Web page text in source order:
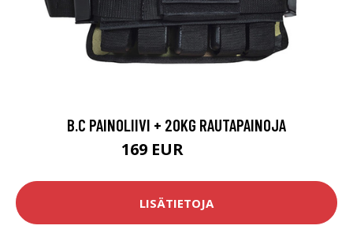
B.C PAINOLIIVI + 20KG RAUTAPAINOJA
169 EUR
LISÄTIETOJA